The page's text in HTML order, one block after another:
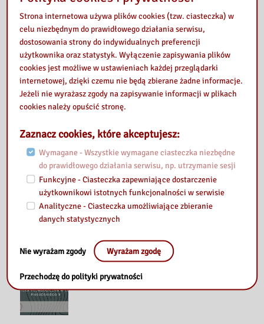
Markowej
Zobacz
więcej »
Łosicach oraz
Biblioteka
Pedagogiczna
im.
Przeczytaj
Niemniem”
Zobacz
więcej »
pisać
teksty
infromacyjne
na
stronę
więcej »
Strona internetowa używa plików cookies (tzw. ciasteczka) w
celu niezbędnym do prawidłowego działania serwisu,
dostosowania strony do indywidualnych preferencji
użytkownika oraz statystyk. Wyłączenie zapisywania plików
cookies jest możliwe w ustawieniach każdej przeglądarki
internetowej, dzięki czemu nie będą zbierane żadne informacje.
Jeżeli nie wyrażasz zgody na zapisywanie informacji w plikach
cookies należy opuścić stronę.
Zaznacz cookies, które akceptujesz:
Wymagane - Wszystkie wymagane ciasteczka niezbędne
do prawidłowego działania serwisu, np. utrzymanie sesji
Funkcyjne - Ciasteczka zapewniające dostarczenie
użytkownikowi istotnych funkcjonalności w serwisie
Analityczne - Ciasteczka umożliwiające zbieranie
danych statystycznych
Nie wyrażam zgody Wyrażam zgodę
Przechodzę do polityki prywatności